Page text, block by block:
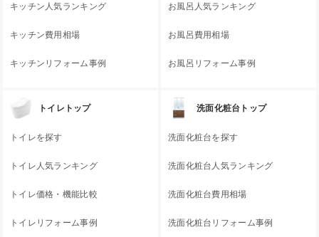
キッチン人気ランキング
キッチン費用相場
キッチンリフォーム事例
お風呂人気ランキング
お風呂費用相場
お風呂リフォーム事例
トイレトップ
トイレを探す
トイレ人気ランキング
トイレ価格・機能比較
トイレリフォーム事例
洗面化粧台トップ
洗面化粧台を探す
洗面化粧台人気ランキング
洗面化粧台費用相場
洗面化粧台リフォーム事例